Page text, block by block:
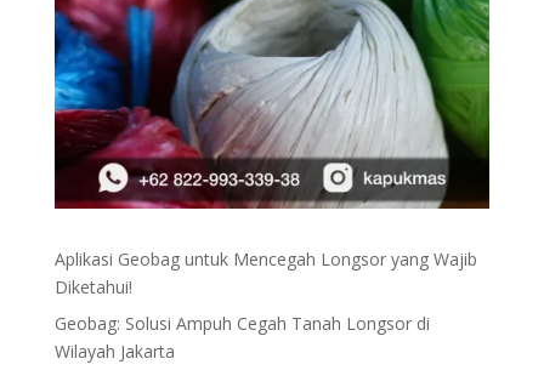
Aplikasi Geobag untuk Mencegah Longsor yang Wajib
Diketahui!
Geobag: Solusi Ampuh Cegah Tanah Longsor di
Wilayah Jakarta